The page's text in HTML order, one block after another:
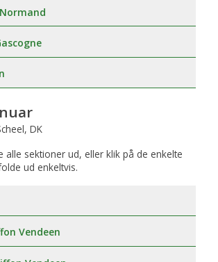
DK
alle sektioner ud, eller klik på de enkelte
ud enkeltvis.
Vendeen